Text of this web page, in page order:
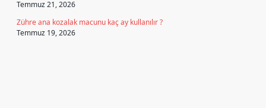
Temmuz 21, 2026
Zühre ana kozalak macunu kaç ay kullanılır ?
Temmuz 19, 2026